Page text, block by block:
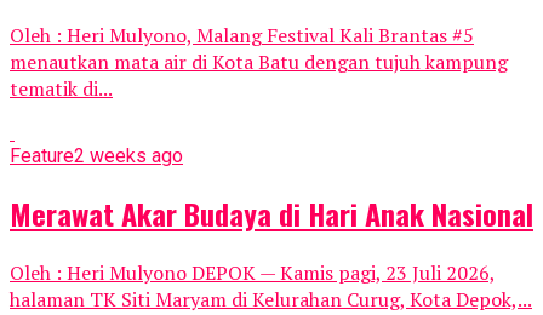
Oleh : Heri Mulyono, Malang Festival Kali Brantas #5
menautkan mata air di Kota Batu dengan tujuh kampung
tematik di...
Feature2 weeks ago
Merawat Akar Budaya di Hari Anak Nasional
Oleh : Heri Mulyono DEPOK — Kamis pagi, 23 Juli 2026,
halaman TK Siti Maryam di Kelurahan Curug, Kota Depok,...